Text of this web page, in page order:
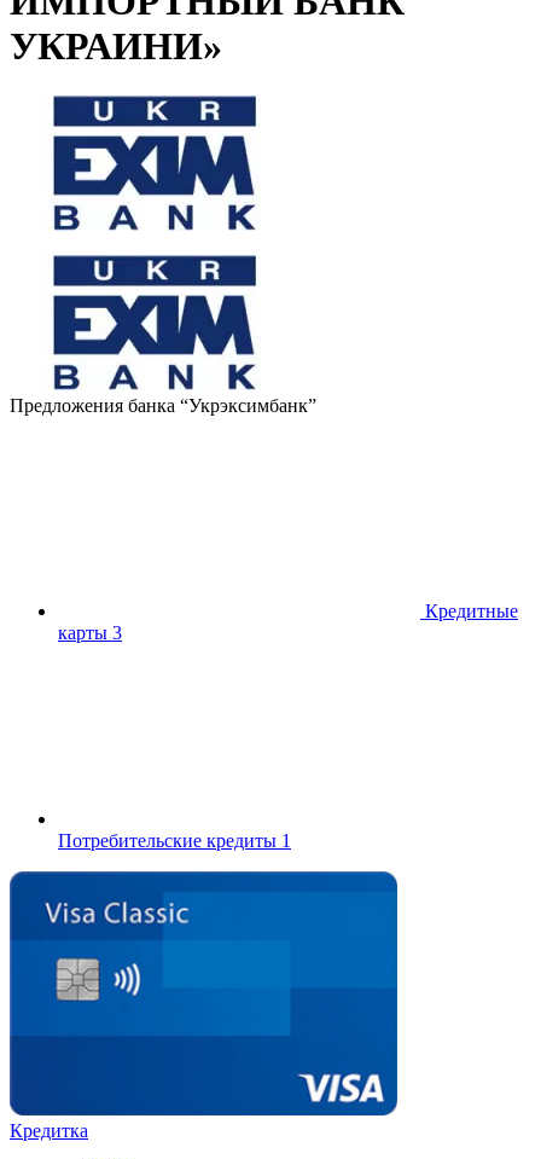
УКРАИНИ»
Предложения банка “Укрэксимбанк”
Кредитные
карты 3
Потребительские кредиты 1
Кредитка